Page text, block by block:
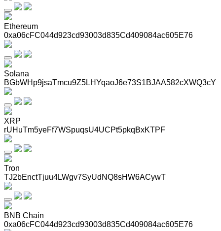
Ethereum
0xa06cFC044d923cd93003d835Cd409084ac605E76
Solana
BGbWHp9jsaTmcu9Z5LHYqaoJ6e73S1BJAA582cXWQ3cY
XRP
rUHuTm5yeFf7WSpuqsU4UCPt5pkqBxKTPF
Tron
TJ2bEnctTjuu4LWgv7SyUdNQ8sHW6ACywT
BNB Chain
0xa06cFC044d923cd93003d835Cd409084ac605E76